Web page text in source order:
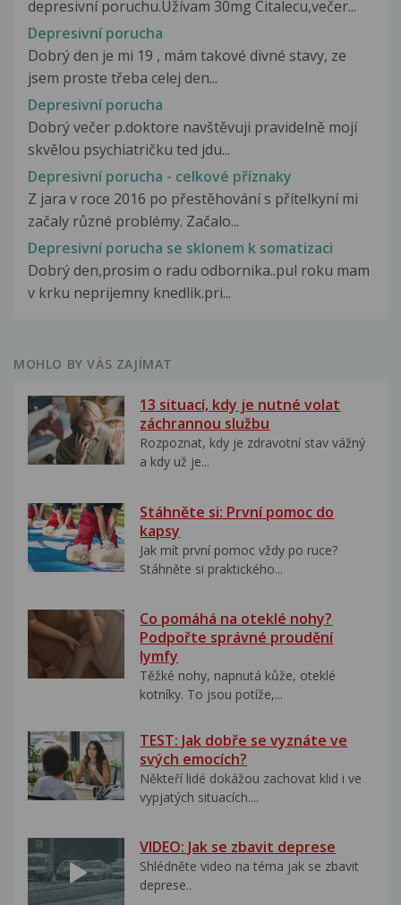
depresivní poruchu.Užívam 30mg Citalecu,večer...
Depresivní porucha
Dobrý den je mi 19 , mám takové divné stavy, ze
jsem proste třeba celej den...
Depresivní porucha
Dobrý večer p.doktore navštěvuji pravidelně mojí
skvělou psychiatričku ted jdu...
Depresivní porucha - celkové příznaky
Z jara v roce 2016 po přestěhování s přítelkyní mi
začaly různé problémy. Začalo...
Depresivní porucha se sklonem k somatizaci
Dobrý den,prosim o radu odbornika..pul roku mam
v krku neprijemny knedlik.pri...
MOHLO BY VÁS ZAJÍMAT
13 situací, kdy je nutné volat
záchrannou službu
Rozpoznat, kdy je zdravotní stav vážný
a kdy už je...
Stáhněte si: První pomoc do
kapsy
Jak mít první pomoc vždy po ruce?
Stáhněte si praktického...
Co pomáhá na oteklé nohy?
Podpořte správné proudění
lymfy
Těžké nohy, napnutá kůže, oteklé
kotníky. To jsou potíže,...
TEST: Jak dobře se vyznáte ve
svých emocích?
Někteří lidé dokážou zachovat klid i ve
vypjatých situacích....
VIDEO: Jak se zbavit deprese
Shlédněte video na téma jak se zbavit
deprese..